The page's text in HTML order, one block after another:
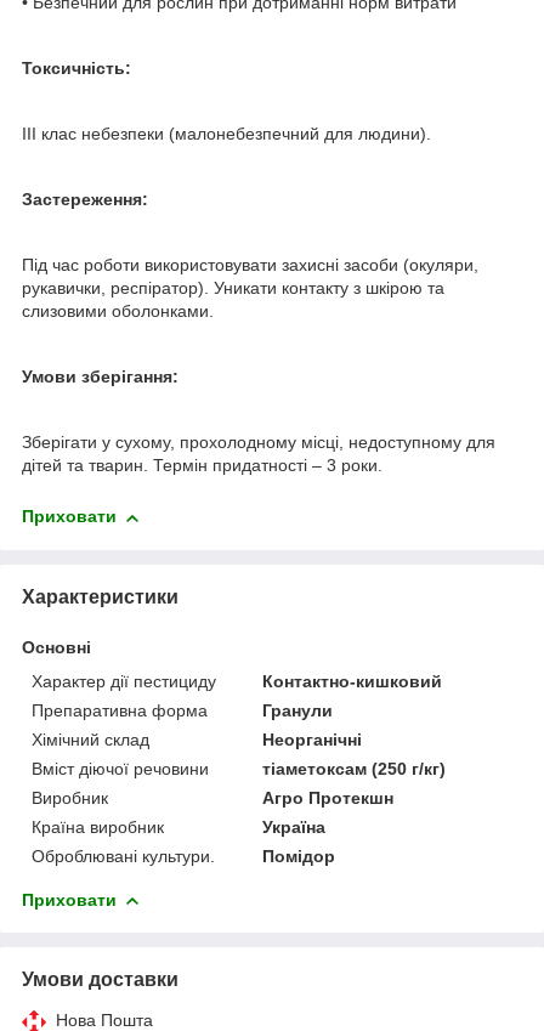
Токсичність:
III клас небезпеки (малонебезпечний для людини).
Застереження:
Під час роботи використовувати захисні засоби (окуляри,
рукавички, респіратор). Уникати контакту з шкірою та
слизовими оболонками.
Умови зберігання:
Зберігати у сухому, прохолодному місці, недоступному для
дітей та тварин. Термін придатності – 3 роки.
Приховати
Характеристики
Основні
Характер дії пестициду
Контактно-кишковий
Препаративна форма
Гранули
Хімічний склад
Неорганічні
Вміст діючої речовини
тіаметоксам (250 г/кг)
Виробник
Агро Протекшн
Країна виробник
Україна
Оброблювані культури.
Помідор
Приховати
Умови доставки
Нова Пошта